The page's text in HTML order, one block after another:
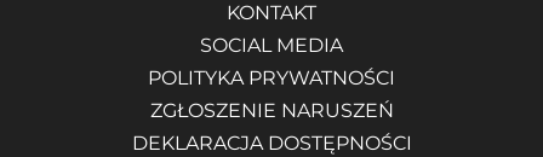
KONTAKT
SOCIAL MEDIA
POLITYKA PRYWATNOŚCI
ZGŁOSZENIE NARUSZEŃ
DEKLARACJA DOSTĘPNOŚCI